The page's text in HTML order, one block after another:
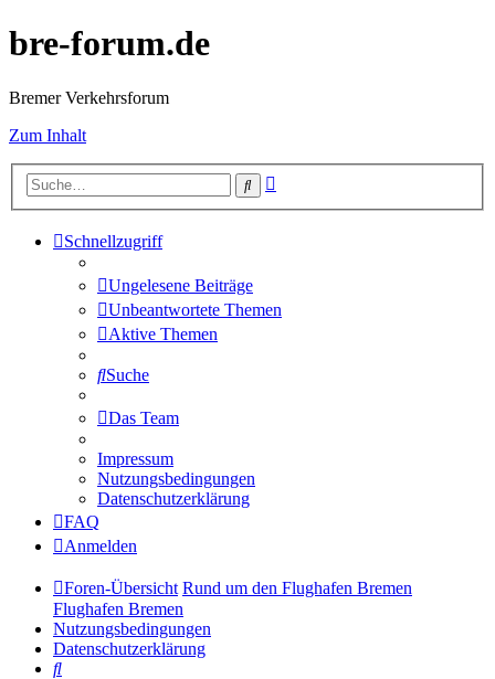
bre-forum.de
Bremer Verkehrsforum
Zum Inhalt
Suche
Schnellzugriff
Ungelesene Beiträge
Unbeantwortete Themen
Aktive Themen
Suche
Das Team
Impressum
Nutzungsbedingungen
Datenschutzerklärung
FAQ
Anmelden
Foren-Übersicht Rund um den Flughafen Bremen
Flughafen Bremen
Nutzungsbedingungen
Datenschutzerklärung
Suche